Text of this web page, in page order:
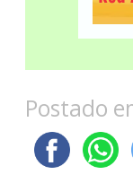
Postado